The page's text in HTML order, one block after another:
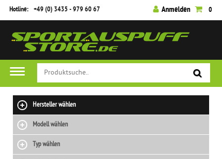
Hotline: +49 (0) 3435 - 979 60 67 Anmelden 0
Hersteller wählen
Modell wählen
Typ wählen